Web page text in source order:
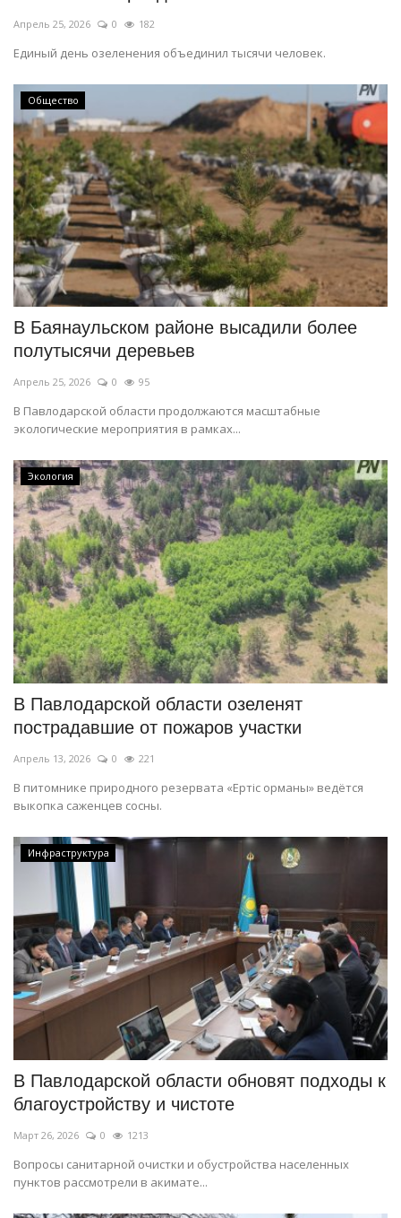
Апрель 25, 2026 0 182
Единый день озеленения объединил тысячи человек.
Общество
В Баянаульском районе высадили более
полутысячи деревьев
Апрель 25, 2026 0 95
В Павлодарской области продолжаются масштабные
экологические мероприятия в рамках...
Экология
В Павлодарской области озеленят
пострадавшие от пожаров участки
Апрель 13, 2026 0 221
В питомнике природного резервата «Ертіс орманы» ведётся
выкопка саженцев сосны.
Инфраструктура
В Павлодарской области обновят подходы к
благоустройству и чистоте
Март 26, 2026 0 1213
Вопросы санитарной очистки и обустройства населенных
пунктов рассмотрели в акимате...